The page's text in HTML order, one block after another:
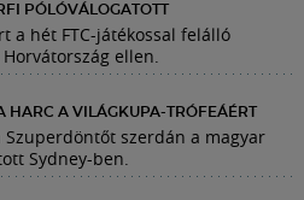
PÓLÓVÁLOGATOTT
a hét FTC-játékossal felálló
ellen.
HARC A VILÁGKUPA-TRÓFEÁÉRT
Szuperdöntőt szerdán a magyar
Sydney-ben.